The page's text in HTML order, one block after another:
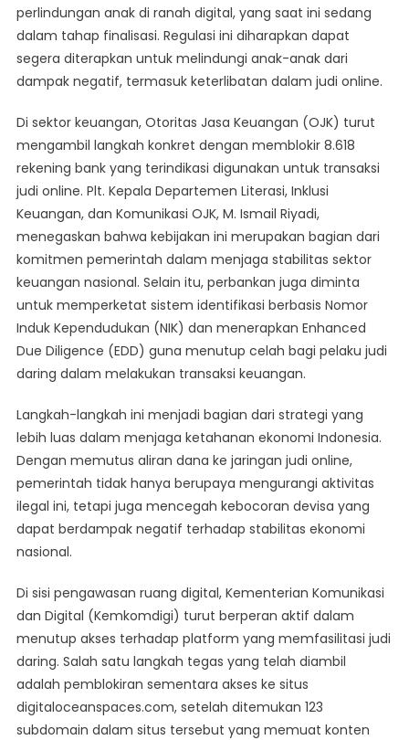
perlindungan anak di ranah digital, yang saat ini sedang
dalam tahap finalisasi. Regulasi ini diharapkan dapat
segera diterapkan untuk melindungi anak-anak dari
dampak negatif, termasuk keterlibatan dalam judi online.
Di sektor keuangan, Otoritas Jasa Keuangan (OJK) turut
mengambil langkah konkret dengan memblokir 8.618
rekening bank yang terindikasi digunakan untuk transaksi
judi online. Plt. Kepala Departemen Literasi, Inklusi
Keuangan, dan Komunikasi OJK, M. Ismail Riyadi,
menegaskan bahwa kebijakan ini merupakan bagian dari
komitmen pemerintah dalam menjaga stabilitas sektor
keuangan nasional. Selain itu, perbankan juga diminta
untuk memperketat sistem identifikasi berbasis Nomor
Induk Kependudukan (NIK) dan menerapkan Enhanced
Due Diligence (EDD) guna menutup celah bagi pelaku judi
daring dalam melakukan transaksi keuangan.
Langkah-langkah ini menjadi bagian dari strategi yang
lebih luas dalam menjaga ketahanan ekonomi Indonesia.
Dengan memutus aliran dana ke jaringan judi online,
pemerintah tidak hanya berupaya mengurangi aktivitas
ilegal ini, tetapi juga mencegah kebocoran devisa yang
dapat berdampak negatif terhadap stabilitas ekonomi
nasional.
Di sisi pengawasan ruang digital, Kementerian Komunikasi
dan Digital (Kemkomdigi) turut berperan aktif dalam
menutup akses terhadap platform yang memfasilitasi judi
daring. Salah satu langkah tegas yang telah diambil
adalah pemblokiran sementara akses ke situs
digitaloceanspaces.com, setelah ditemukan 123
subdomain dalam situs tersebut yang memuat konten